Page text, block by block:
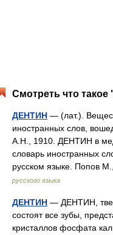
Смотреть что
ДЕНТИН — (лат.).
иностранных слов,
А.Н., 1910. ДЕНТИН в
словарь иностранных
русском языке. Попов
русского языка
ДЕНТИН — ДЕНТИН,
состоят все зубы,
кристаллов фосфата